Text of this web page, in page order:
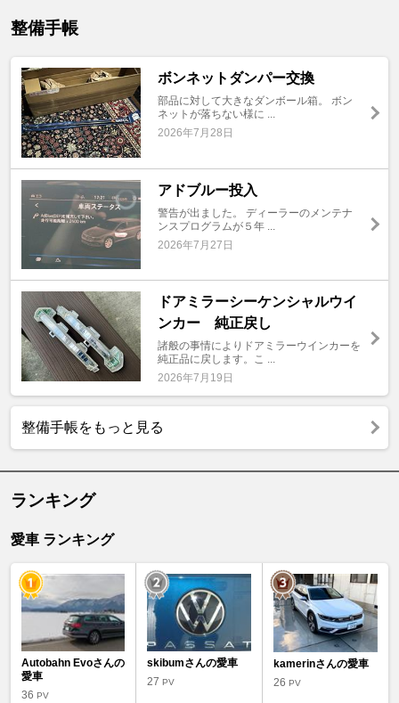
整備手帳
ボンネットダンパー交換
部品に対して大きなダンボール箱。 ボン
ネットが落ちない様に ...
2026年7月28日
アドブルー投入
警告が出ました。 ディーラーのメンテナ
ンスプログラムが５年 ...
2026年7月27日
ドアミラーシーケンシャルウイ
ンカー 純正戻し
諸般の事情によりドアミラーウインカーを
純正品に戻します。こ ...
2026年7月19日
整備手帳をもっと見る
ランキング
愛車 ランキング
Autobahn Evoさんの
愛車
36 PV
skibumさんの愛車
27PV
kamerinさんの愛車
26 PV